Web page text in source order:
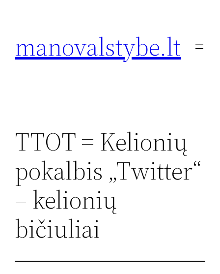
manovalstybe.lt
TTOT = Kelionių
pokalbis „Twitter“
– kelionių
bičiuliai